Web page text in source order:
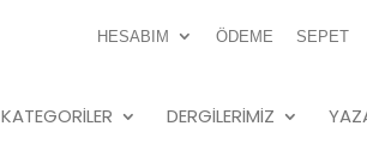
HESABIM ÖDEME SEPET
KATEGORILER DERGILERIMIZ